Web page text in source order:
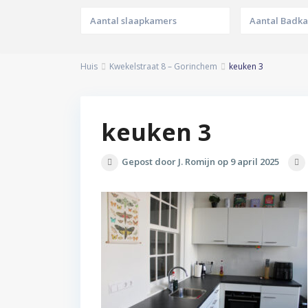
Huis Kwekelstraat 8 – Gorinchem keuken 3
keuken 3
Gepost door J. Romijn op 9 april 2025